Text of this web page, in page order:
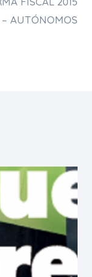
– AUTÓNOMOS